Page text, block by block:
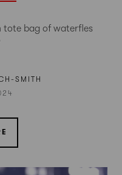
tote bag of waterfles
SMITH